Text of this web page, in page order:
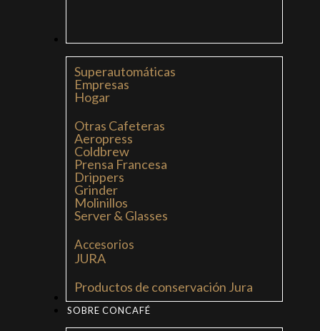
Superautomáticas
Empresas
Hogar
Otras Cafeteras
Aeropress
Coldbrew
Prensa Francesa
Drippers
Grinder
Molinillos
Server & Glasses
Accesorios
JURA
Productos de conservación Jura
SOBRE CONCAFÉ